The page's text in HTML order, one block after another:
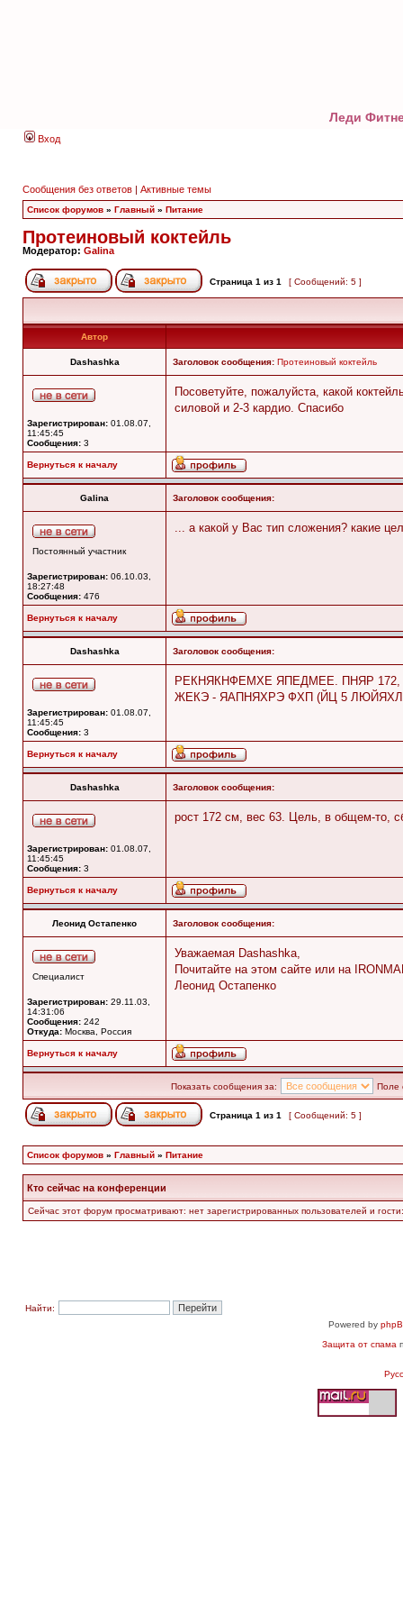
Леди
Вход
Сообщения без ответов | Активные темы
Список форумов » Главный » Питание
Протеиновый коктейль
Модератор: Galina
Страница 1 из 1 [ Сообщений: 5 ]
Автор
Dashashka Заголовок сообщения: Протеиновый коктейль
Зарегистрирован: 01.08.07,
11:45:45
Сообщения: 3
Посоветуйте, пожалуйста, какой
силовой и 2-3 кардио. Спасибо
Вернуться к началу
Galina Заголовок сообщения:
Постоянный участник
Зарегистрирован: 06.10.03,
18:27:48
Сообщения: 476
... а какой у Вас тип сложения? какие
Вернуться к началу
Dashashka Заголовок сообщения:
Зарегистрирован: 01.08.07,
11:45:45
Сообщения: 3
РЕКНЯКНФЕМХЕ ЯПЕДМЕЕ. ПНЯР
ЖЕКЭ - ЯАПНЯХРЭ ФХП (ЙЦ 5
Вернуться к началу
Dashashka Заголовок сообщения:
Зарегистрирован: 01.08.07,
11:45:45
Сообщения: 3
рост 172 см, вес 63. Цель, в общем-то,
Вернуться к началу
Леонид Остапенко Заголовок сообщения:
Специалист
Зарегистрирован: 29.11.03,
14:31:06
Сообщения: 242
Откуда: Москва, Россия
Уважаемая Dashashka,
Почитайте на этом сайте или на
Леонид Остапенко
Вернуться к началу
Показать сообщения за: Поле
Страница 1 из 1 [ Сообщений: 5 ]
Список форумов » Главный » Питание
Кто сейчас на конференции
Сейчас этот форум просматривают: нет зарегистрированных пользователей и
Найти:
Powered by
Защита от спама